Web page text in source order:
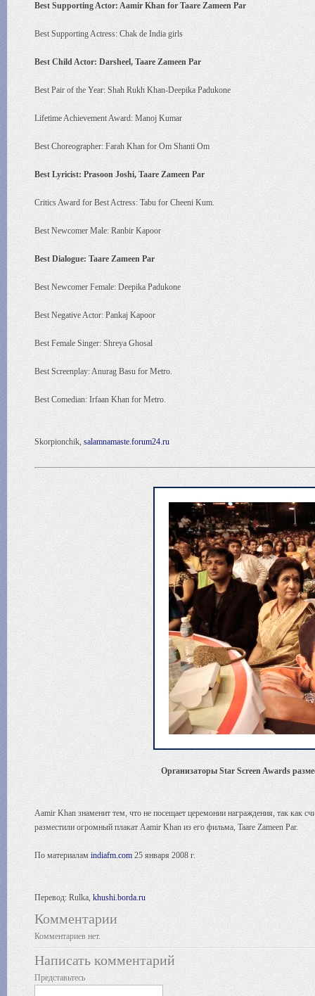
Best Supporting Actor: Aamir Khan for Taare Zameen Par
Best Supporting Actress: Chak de India girls
Best Child Actor: Darsheel, Taare Zameen Par
Best Pair of the Year: Shah Rukh Khan-Deepika Padukone
Lifetime Achievement Award: Manoj Kumar
Best Choreographer: Farah Khan for Om Shanti Om
Best Lyricist: Prasoon Joshi, Taare Zameen Par
Critics Award for Best Actress: Tabu for Cheeni Kum.
Best Newcomer Male: Ranbir Kapoor
Best Dialogue: Taare Zameen Par
Best Newcomer Female: Deepika Padukone
Best Negative Actor: Pankaj Kapoor
Best Female Singer: Shreya Ghosal
Best Screenplay: Anurag Basu for Metro.
Best Comedian: Irfaan Khan for Metro.
Skorpionchik, salamnamaste.forum24.ru
Организаторы Star Screen Awards
Aamir Khan знаменит тем, что не посещает церемонии награждения, так как
разместили огромный плакат Aamir Khan из его фильма, Taare Zameen Par.
По материалам indiafm.com 25 января 2008 г.
Перевод: Rulka, khushi.borda.ru
Комментарии
Комментариев нет.
Написать комментарий
Представьтесь